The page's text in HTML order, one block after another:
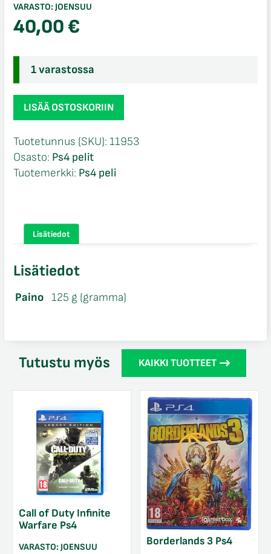
VARASTO: JOENSUU
40,00€
1 varastossa
Sonic
Shadow
NIB
Ps4
määrä
LISÄÄ OSTOSKORIIN
Tuotetunnus (SKU): 11953
Osasto: Ps4 pelit
Tuotemerkki: Ps4 peli
Lisätiedot
Lisätiedot
Paino 125 g (gramma)
Tutustu myös KAIKKI TUOTTEET
Call of Duty Infinite
Warfare Ps4
VARASTO: JOENSUU Borderlands 3 Ps4